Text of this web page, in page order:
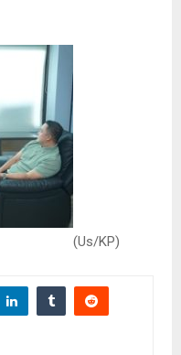
(Us/KP)